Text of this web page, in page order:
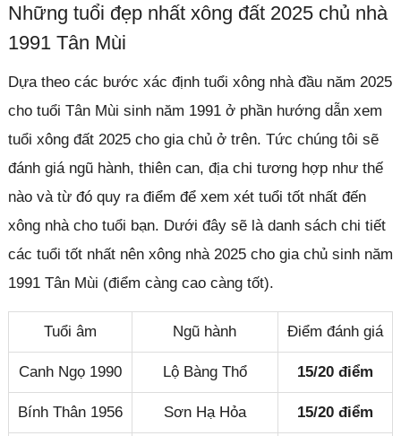
Những tuổi đẹp nhất xông đất 2025 chủ nhà
1991 Tân Mùi
Dựa theo các bước xác định tuổi xông nhà đầu năm 2025
cho tuổi Tân Mùi sinh năm 1991 ở phần hướng dẫn xem
tuổi xông đất 2025 cho gia chủ ở trên. Tức chúng tôi sẽ
đánh giá ngũ hành, thiên can, địa chi tương hợp như thế
nào và từ đó quy ra điểm để xem xét tuổi tốt nhất đến
xông nhà cho tuổi bạn. Dưới đây sẽ là danh sách chi tiết
các tuổi tốt nhất nên xông nhà 2025 cho gia chủ sinh năm
1991 Tân Mùi (điểm càng cao càng tốt).
Tuổi âm Ngũ hành Điểm đánh giá
Canh Ngọ 1990 Lộ Bàng Thổ 15/20 điểm
Bính Thân 1956 Sơn Hạ Hỏa 15/20 điểm